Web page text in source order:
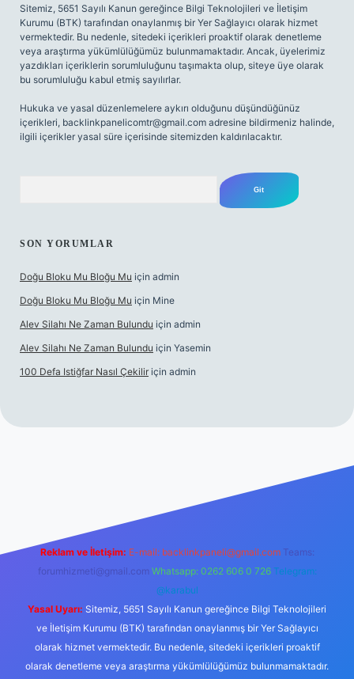
Sitemiz, 5651 Sayılı Kanun gereğince Bilgi Teknolojileri ve İletişim
Kurumu (BTK) tarafından onaylanmış bir Yer Sağlayıcı olarak hizmet
vermektedir. Bu nedenle, sitedeki içerikleri proaktif olarak denetleme
veya araştırma yükümlülüğümüz bulunmamaktadır. Ancak, üyelerimiz
yazdıkları içeriklerin sorumluluğunu taşımakta olup, siteye üye olarak
bu sorumluluğu kabul etmiş sayılırlar.
Hukuka ve yasal düzenlemelere aykırı olduğunu düşündüğünüz
içerikleri, backlinkpanelicomtr@gmail.com adresine bildirmeniz halinde,
ilgili içerikler yasal süre içerisinde sitemizden kaldırılacaktır.
SON YORUMLAR
Doğu Bloku Mu Bloğu Mu için admin
Doğu Bloku Mu Bloğu Mu için Mine
Alev Silahı Ne Zaman Bulundu için admin
Alev Silahı Ne Zaman Bulundu için Yasemin
100 Defa Istiğfar Nasıl Çekilir için admin
Reklam ve İletişim: E-mail: backlinkpaneli@gmail.com Teams:
forumhizmeti@gmail.com Whatsapp: 0262 606 0 726 Telegram:
@karabul
Yasal Uyarı: Sitemiz, 5651 Sayılı Kanun gereğince Bilgi Teknolojileri
ve İletişim Kurumu (BTK) tarafından onaylanmış bir Yer Sağlayıcı
olarak hizmet vermektedir. Bu nedenle, sitedeki içerikleri proaktif
olarak denetleme veya araştırma yükümlülüğümüz bulunmamaktadır.